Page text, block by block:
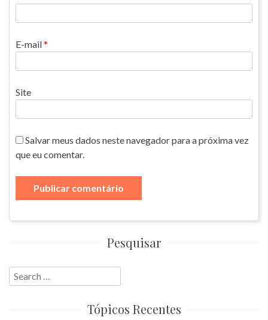
E-mail*
Site
Salvar meus dados neste navegador para a próxima vez
que eu comentar.
Pesquisar
Search
for:
Tópicos Recentes